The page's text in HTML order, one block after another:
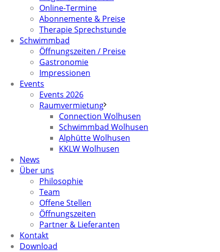
Online-Termine
Abonnemente & Preise
Therapie Sprechstunde
Schwimmbad
Öffnungszeiten / Preise
Gastronomie
Impressionen
Events
Events 2026
Raumvermietung
Connection Wolhusen
Schwimmbad Wolhusen
Alphütte Wolhusen
KKLW Wolhusen
News
Über uns
Philosophie
Team
Offene Stellen
Öffnungszeiten
Partner & Lieferanten
Kontakt
Download